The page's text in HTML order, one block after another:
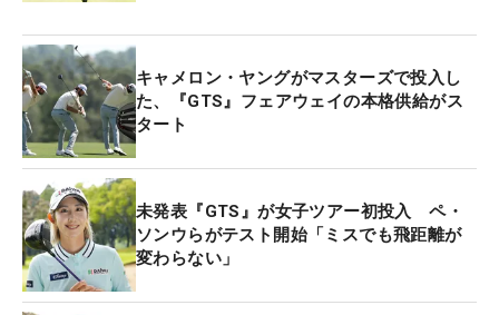
キャメロン・ヤングがマスターズで投入し
た、『GTS』フェアウェイの本格供給がス
タート
未発表『GTS』が女子ツアー初投入 ペ・
ソンウらがテスト開始「ミスでも飛距離が
変わらない」